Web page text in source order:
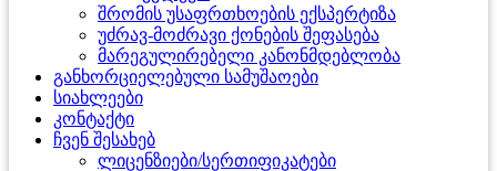
შრომის უსაფრთხოების ექსპერტიზა
უძრავ-მოძრავი ქონების შეფასება
მარეგულირებელი კანონმდებლობა
განხორციელებული სამუშაოები
სიახლეები
კონტაქტი
ჩვენ შესახებ
ლიცენზიები/სერთიფიკატები